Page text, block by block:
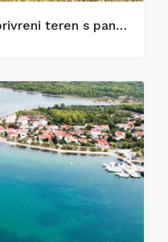
BEZ PROVIZIJE – Poljoprivreni teren s panoramskim pogledom na more – Zečevo Rogozničko